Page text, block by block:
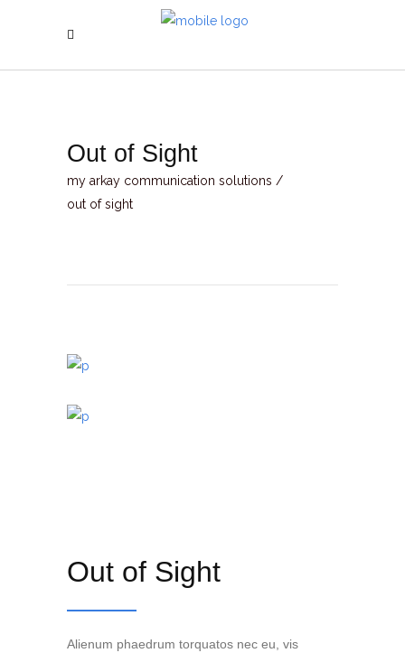
Out of Sight
my arkay communication solutions /
out of sight
Out of Sight
Alienum phaedrum torquatos nec eu, vis